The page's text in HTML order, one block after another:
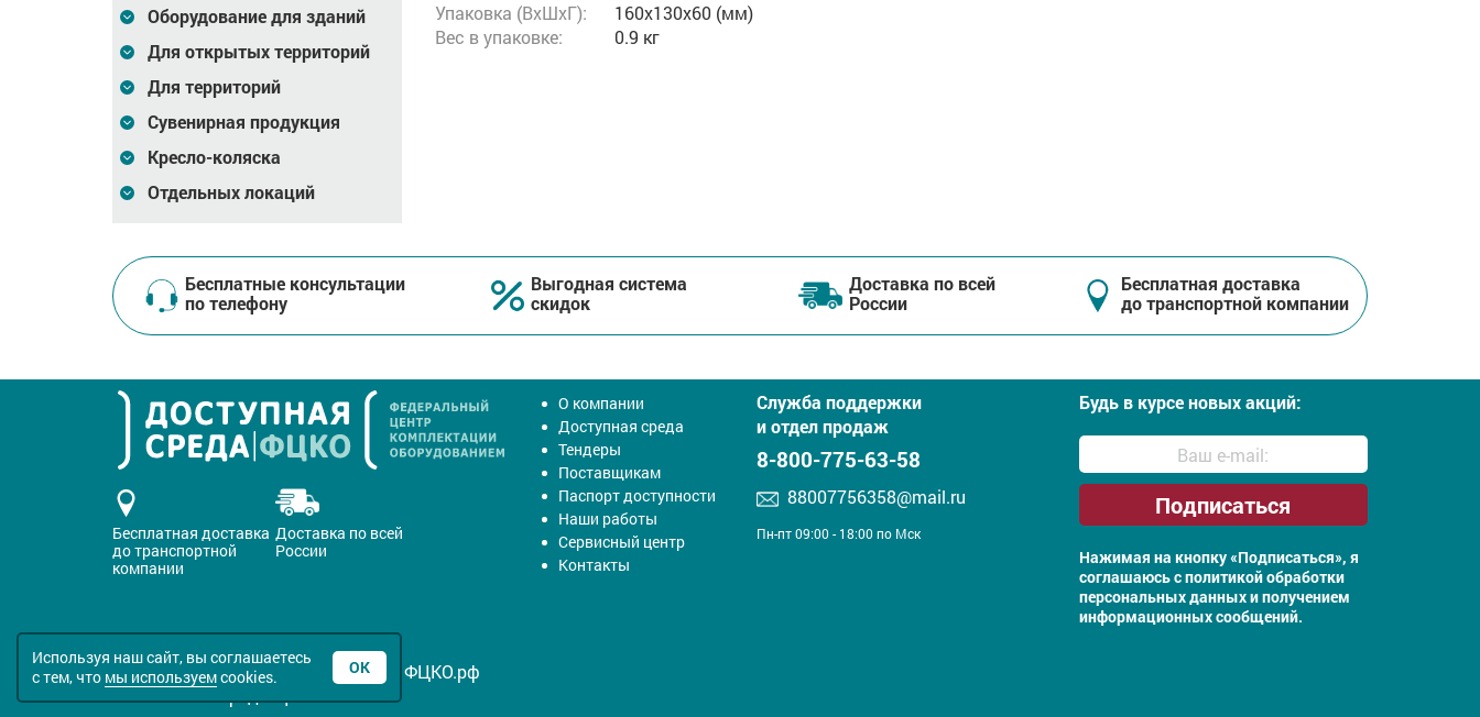
Оборудование для зданий
Для открытых территорий
Для территорий
Сувенирная продукция
Кресло-коляска
Отдельных локаций
Упаковка (ВхШхГ):
160x130x60 (мм)
Вес в упаковке:
0.9 кг
Бесплатные консультации
по телефону
Выгодная система
скидок
Доставка по всей
России
Бесплатная доставка
до транспортной компании
Бесплатная доставка
до транспортной
компании
Доставка по всей
России
О компании
Доступная среда
Тендеры
Поставщикам
Паспорт доступности
Наши работы
Сервисный центр
Контакты
Служба поддержки
и отдел продаж
8-800-775-63-58
88007756358@mail.ru
Пн-пт 09:00 - 18:00 по Мск
Будь в курсе новых акций:
Нажимая на кнопку «Подписаться», я
соглашаюсь сполитикой обработки
персональных данных и получением
информационных сообщений.
Все права защищены © 2016-2026 ФЦКО.рф
Политика конфиденциальности
Используя наш сайт, вы соглашаетесь
с тем, что мы используемcookies. ОК